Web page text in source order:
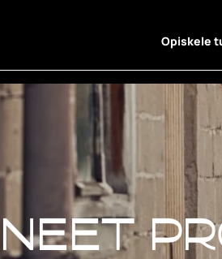
Opiskele